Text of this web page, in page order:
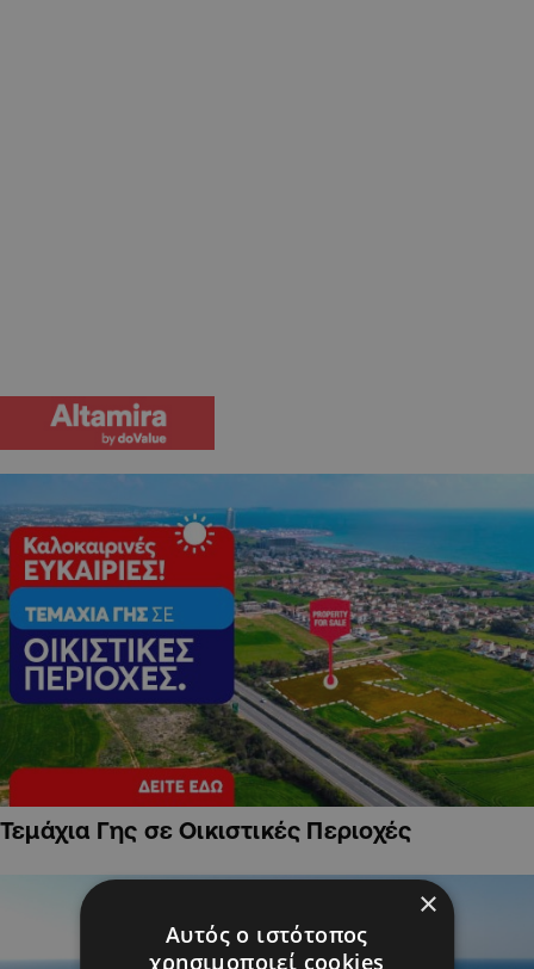
Τεμάχια Γης σε Οικιστικές Περιοχές
×
Αυτός ο ιστότοπος
χρησιμοποιεί cookies